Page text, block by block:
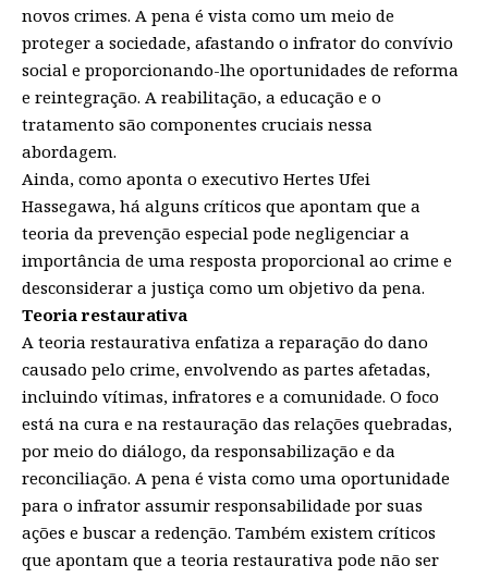
novos crimes. A pena é vista como um meio de
proteger a sociedade, afastando o infrator do convívio
social e proporcionando-lhe oportunidades de reforma
e reintegração. A reabilitação, a educação e o
tratamento são componentes cruciais nessa
abordagem.
Ainda, como aponta o executivo Hertes Ufei
Hassegawa, há alguns críticos que apontam que a
teoria da prevenção especial pode negligenciar a
importância de uma resposta proporcional ao crime e
desconsiderar a justiça como um objetivo da pena.
Teoria restaurativa
A teoria restaurativa enfatiza a reparação do dano
causado pelo crime, envolvendo as partes afetadas,
incluindo vítimas, infratores e a comunidade. O foco
está na cura e na restauração das relações quebradas,
por meio do diálogo, da responsabilização e da
reconciliação. A pena é vista como uma oportunidade
para o infrator assumir responsabilidade por suas
ações e buscar a redenção. Também existem críticos
que apontam que a teoria restaurativa pode não ser